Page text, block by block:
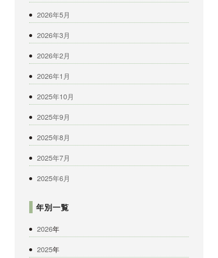
2026年5月
2026年3月
2026年2月
2026年1月
2025年10月
2025年9月
2025年8月
2025年7月
2025年6月
年別一覧
2026年
2025年